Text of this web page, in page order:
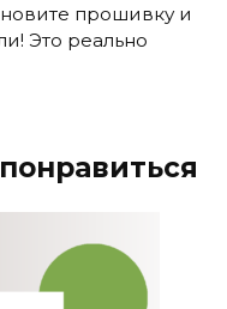
прошивку и
Это реально